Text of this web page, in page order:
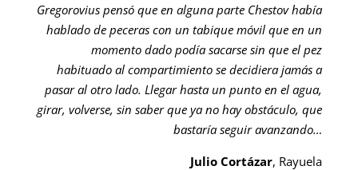
Gregorovius pensó que en alguna parte Chestov había
hablado de peceras con un tabique móvil que en un
momento dado podía sacarse sin que el pez
habituado al compartimiento se decidiera jamás a
pasar al otro lado. Llegar hasta un punto en el agua,
girar, volverse, sin saber que ya no hay obstáculo, que
bastaría seguir avanzando…
Julio Cortázar, Rayuela